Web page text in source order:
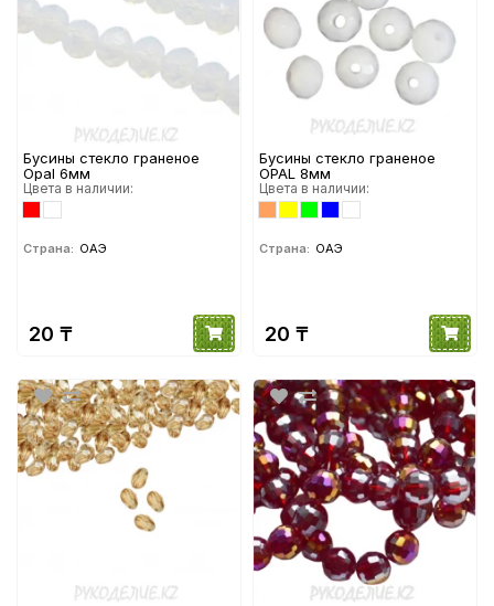
Бусины стекло граненое
Opal 6мм
Цвета в наличии:
Страна: ОАЭ
20 ₸
Бусины стекло граненое
OPAL 8мм
Цвета в наличии:
Страна: ОАЭ
20 ₸